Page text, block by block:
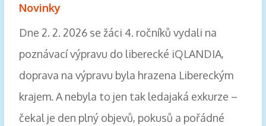
Novinky
Dne 2. 2. 2026 se žáci 4. ročníků vydali na
poznávací výpravu do liberecké iQLANDIA,
doprava na výpravu byla hrazena Libereckým
krajem. A nebyla to jen tak ledajaká exkurze –
čekal je den plný objevů, pokusů a pořádné